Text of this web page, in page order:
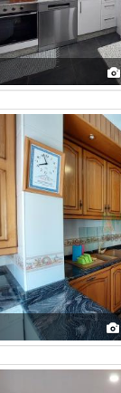
Previous